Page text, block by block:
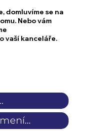
domluvíme se na
Nebo vám
vaší kanceláře.